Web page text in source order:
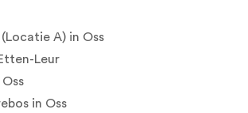
A) in Oss
Leur
Oss
in Oss